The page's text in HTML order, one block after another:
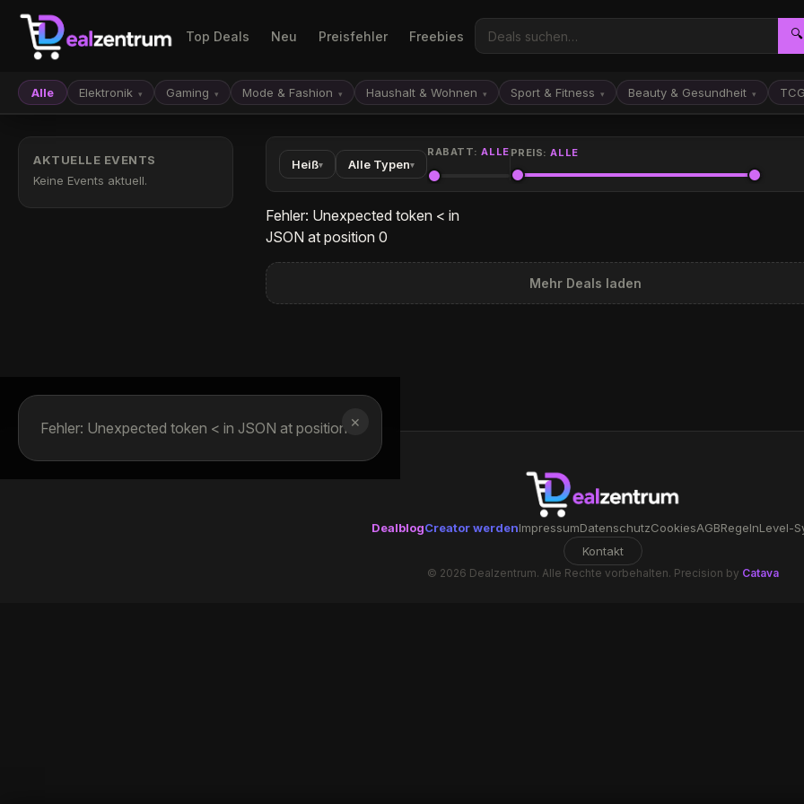
Top Deals Neu Preisfehler Freebies 🔍
Alle Elektronik ▾ Gaming ▾ Mode & Fashion ▾ Haushalt & Wohnen ▾ Sport & Fitness ▾ Beauty & Gesundheit ▾ TCG
AKTUELLE EVENTS
Keine Events aktuell.
Heiß▾ Alle Typen▾
RABATT:ALLE PREIS:ALLE
Fehler: Unexpected token < in
JSON at position 0
Mehr Deals laden
✕
Fehler: Unexpected token < in JSON at position 0
DealblogCreator werdenImpressumDatenschutzCookiesAGBRegelnLevel-
Kontakt
© 2026 Dealzentrum. Alle Rechte vorbehalten. Precision by Catava